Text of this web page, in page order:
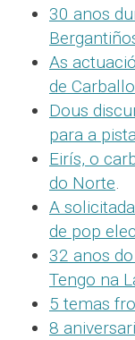
30 anos
As
de Carballo
Dous
para a
Eirís, o
do Norte.
A
de pop
32 anos
Tengo na
5 temas
8